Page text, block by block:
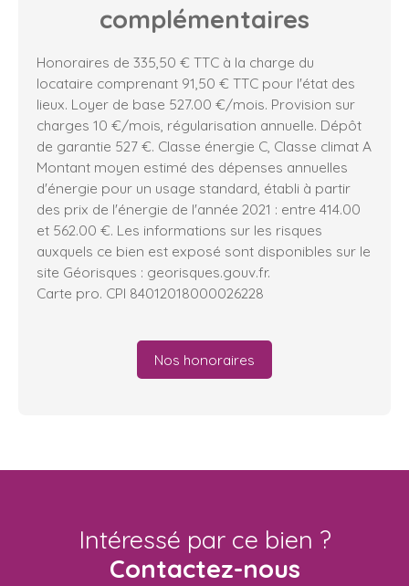
complémentaires
Honoraires de 335,50 € TTC à la charge du
locataire comprenant 91,50 € TTC pour l'état des
lieux. Loyer de base 527.00 €/mois. Provision sur
charges 10 €/mois, régularisation annuelle. Dépôt
de garantie 527 €. Classe énergie C, Classe climat A
Montant moyen estimé des dépenses annuelles
d'énergie pour un usage standard, établi à partir
des prix de l'énergie de l'année 2021 : entre 414.00
et 562.00 €. Les informations sur les risques
auxquels ce bien est exposé sont disponibles sur le
site Géorisques : georisques.gouv.fr.
Carte pro. CPI 84012018000026228
Nos honoraires
Intéressé par ce bien ?
Contactez-nous